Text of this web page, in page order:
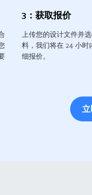
3：获取报价
上传您的设计文件并
料，我们将在 24 小时
细报价。